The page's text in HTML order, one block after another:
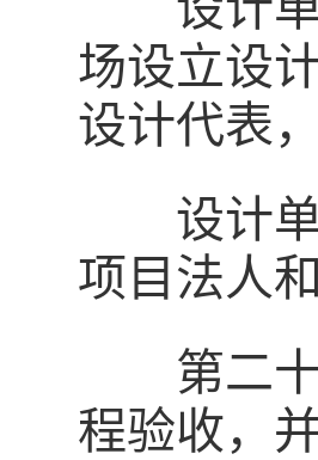
场设立设
设计代表
设计单
项目法人
第二十
程验收，